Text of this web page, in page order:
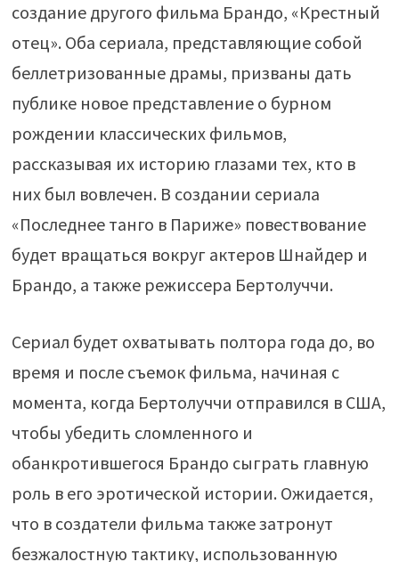
создание другого фильма Брандо, «Крестный
отец». Оба сериала, представляющие собой
беллетризованные драмы, призваны дать
публике новое представление о бурном
рождении классических фильмов,
рассказывая их историю глазами тех, кто в
них был вовлечен. В создании сериала
«Последнее танго в Париже» повествование
будет вращаться вокруг актеров Шнайдер и
Брандо, а также режиссера Бертолуччи.
Сериал будет охватывать полтора года до, во
время и после съемок фильма, начиная с
момента, когда Бертолуччи отправился в США,
чтобы убедить сломленного и
обанкротившегося Брандо сыграть главную
роль в его эротической истории. Ожидается,
что в создатели фильма также затронут
безжалостную тактику, использованную